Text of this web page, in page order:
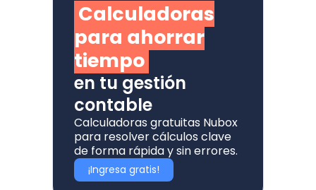
Calculadoras
para ahorrar
tiempo
en tu gestión
contable
Calculadoras gratuitas Nubox
para resolver cálculos clave
de forma rápida y sin errores.
¡Ingresa gratis!